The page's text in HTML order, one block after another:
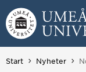
Hoppa direkt till
Huvudmenyn dold.
Start Nyheter